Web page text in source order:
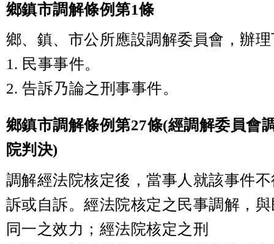
鄉鎮市調解條例第1條
鄉、鎮、市公所應設調解委員會，辦
1. 民事事件。
2. 告訴乃論之刑事事件。
鄉鎮市調解條例第27條(經調解委員會
院判決)
調解經法院核定後，當事人就該事件
訴或自訴。經法院核定之民事調解，
同一之效力；經法院核定之刑